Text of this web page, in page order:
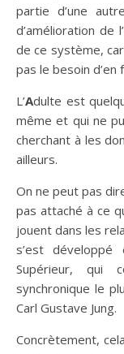
partie d’une
d’amélioration de
de ce système,
pas le besoin d’en
L’Adulte est
même et qui ne
cherchant à les
ailleurs.
On ne peut pas
pas attaché à ce
jouent dans les
s’est
Supérieur, qui
synchronique le
Carl Gustave Jung.
Concrètement,